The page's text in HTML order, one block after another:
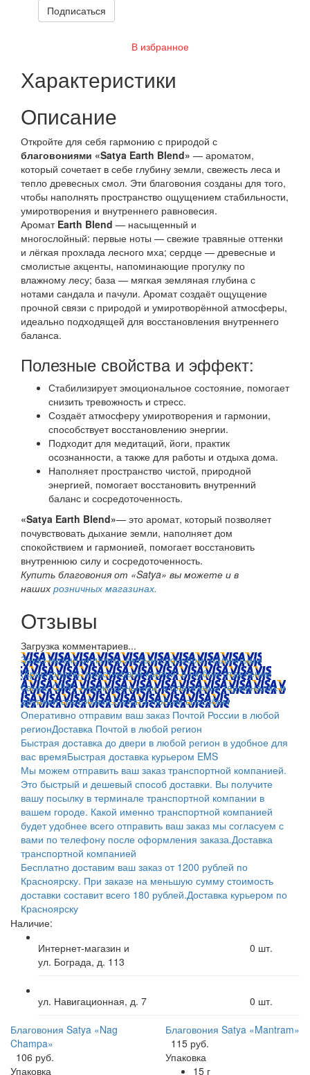
Подписаться
В избранное
Характеристики
Описание
Откройте для себя гармонию с природой с
благовониями «Satya Earth Blend» — ароматом,
который сочетает в себе глубину земли, свежесть леса и
тепло древесных смол. Эти благовония созданы для того,
чтобы наполнять пространство ощущением стабильности,
умиротворения и внутреннего равновесия.
Аромат Earth Blend — насыщенный и
многослойный: первые ноты — свежие травяные оттенки
и лёгкая прохлада лесного мха; сердце — древесные и
смолистые акценты, напоминающие прогулку по
влажному лесу; база — мягкая земляная глубина с
нотами сандала и пачули. Аромат создаёт ощущение
прочной связи с природой и умиротворённой атмосферы,
идеально подходящей для восстановления внутреннего
баланса.
Полезные свойства и эффект:
Стабилизирует эмоциональное состояние, помогает
снизить тревожность и стресс.
Создаёт атмосферу умиротворения и гармонии,
способствует восстановлению энергии.
Подходит для медитаций, йоги, практик
осознанности, а также для работы и отдыха дома.
Наполняет пространство чистой, природной
энергией, помогает восстановить внутренний
баланс и сосредоточенность.
«Satya Earth Blend»— это аромат, который позволяет
почувствовать дыхание земли, наполняет дом
спокойствием и гармонией, помогает восстановить
внутреннюю силу и сосредоточенность.
Купить благовония от «Satya» вы можете и в
наших розничных магазинах.
Отзывы
Загрузка комментариев...
Заказ можно оплатить любым способом: наличными
(Красноярск); пластиковой картой; в любом отделении
банка; QIWI, яндекс.деньгами; в платежных терминалах и
другими способами.Оплата любым способом
Оперативно отправим ваш заказ Почтой России в любой
регионДоставка Почтой в любой регион
Быстрая доставка до двери в любой регион в удобное для
вас времяБыстрая доставка курьером EMS
Мы можем отправить ваш заказ транспортной компанией.
Это быстрый и дешевый способ доставки. Вы получите
вашу посылку в терминале транспортной компании в
вашем городе. Какой именно транспортной компанией
будет удобнее всего отправить ваш заказ мы согласуем с
вами по телефону после оформления заказа.Доставка
транспортной компанией
Бесплатно доставим ваш заказ от 1200 рублей по
Красноярску. При заказе на меньшую сумму стоимость
доставки составит всего 180 рублей.Доставка курьером по
Красноярску
Наличие:
Интернет-магазин и
ул. Бограда, д. 113
0 шт.
ул. Навигационная, д. 7 0 шт.
Благовония Satya «Nag
Champa»
106 руб.
Упаковка
Благовония Satya «Mantram»
115 руб.
Упаковка
15 г